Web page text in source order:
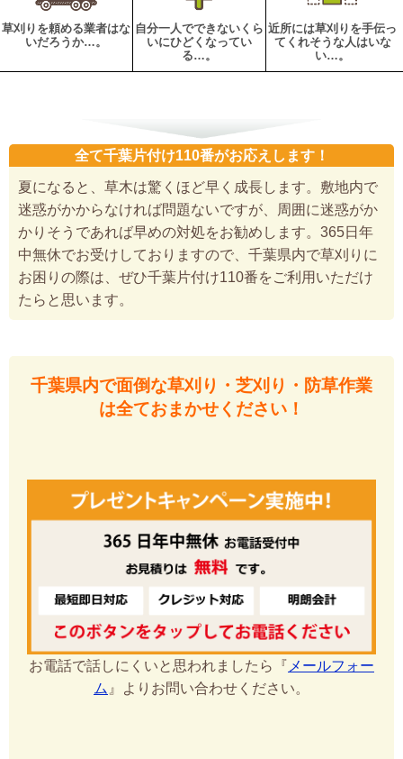
草刈りを頼める業者はな
いだろうか…。
自分一人でできないくら
いにひどくなってい
る…。
近所には草刈りを手伝っ
てくれそうな人はいな
い…。
全て千葉片付け110番がお応えします！
夏になると、草木は驚くほど早く成長します。敷地内で
迷惑がかからなければ問題ないですが、周囲に迷惑がか
かりそうであれば早めの対処をお勧めします。365日年
中無休でお受けしておりますので、千葉県内で草刈りに
お困りの際は、ぜひ千葉片付け110番をご利用いただけ
たらと思います。
千葉県内で面倒な草刈り・芝刈り・防草作業
は全ておまかせください！
お電話で話しにくいと思われましたら『 メールフォー
ム 』よりお問い合わせください。